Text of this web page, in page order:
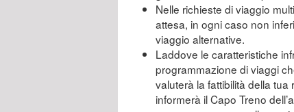
Nelle richieste di viaggio
attesa, in ogni caso non
viaggio alternative.
Laddove le caratteristiche
programmazione di viaggi
valuterà la fattibilità della
informerà il Capo Treno